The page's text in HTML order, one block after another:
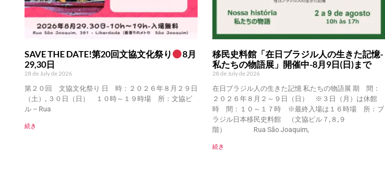
SAVE THE DATE!第20回文協文化祭り
8月
29,30日
28 de July de 2026
第２０回 文協文化祭り 日 時：２０２６年８月２９日
（土）, ３０日（日） １０時～１９時場 所：文協ビ
ル – Rua
続き
移民史料館「在日ブラジル人の生きた記憶-
私たちの物語展」開催中-8月9日(日)まで
28 de July de 2026
在日ブラジル人の生きた記憶 私たちの物語展 期 間：
２０２６年８月２～９日（日） ※３日（月）は休館
時 間：１０～１７時 ※最終入場は１６時場 所：ブ
ラジル日本移民史料館 （文協ビル７,８,９
階） Rua São Joaquim,
続き